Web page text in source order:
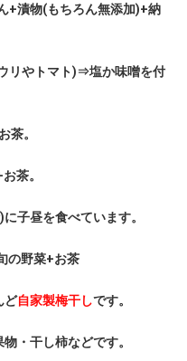
+漬物(もちろん無添加)+納
リやトマト)⇒塩か味噌を付
茶。
茶。
子昼を食べています。
の野菜+お茶
ど自家製梅干しです。
・干し柿などです。